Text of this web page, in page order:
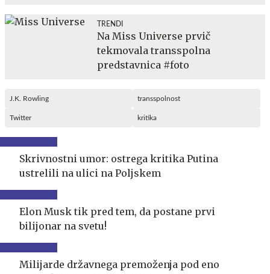
TRENDI
Na Miss Universe prvič
tekmovala transspolna
predstavnica #foto
J.K. Rowling transspolnost
Twitter kritika
Skrivnostni umor: ostrega kritika Putina
ustrelili na ulici na Poljskem
Elon Musk tik pred tem, da postane prvi
bilijonar na svetu!
Milijarde državnega premoženja pod eno